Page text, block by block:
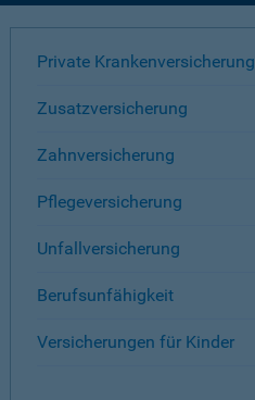
Private Krankenversicherung
Zusatzversicherung
Zahnversicherung
Pflegeversicherung
Unfallversicherung
Berufsunfähigkeit
Versicherungen für Kinder